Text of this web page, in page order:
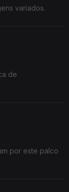
variados.
de
por este palco